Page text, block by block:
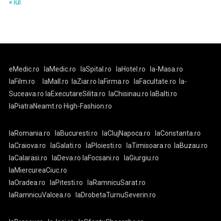
« iul.
eMedic.ro laMedic.ro laSpital.ro laHotel.ro
la-Masa.ro
laFilm.ro
laMall.ro laZiar.rolaFirma.ro laFacultate.ro la-
Suceava.ro laExecutareSilita.ro laChisinau.ro laBalti.ro
laPiatraNeamt.ro High-Fashion.ro
laRomania.ro laBucuresti.ro laClujNapoca.ro
laConstanta.ro
laCraiova.ro
laGalati.ro laPloiesti.ro laTimisoara.ro laBuzau.ro
laCalarasi.ro
laDeva.ro laFocsani.ro
laGiurgiu.ro
laMiercureaCiuc.ro
laOradea.ro
laPitesti.ro
laRamnicuSarat.ro
laRamnicuValcea.ro
laDrobetaTurnuSeverin.ro